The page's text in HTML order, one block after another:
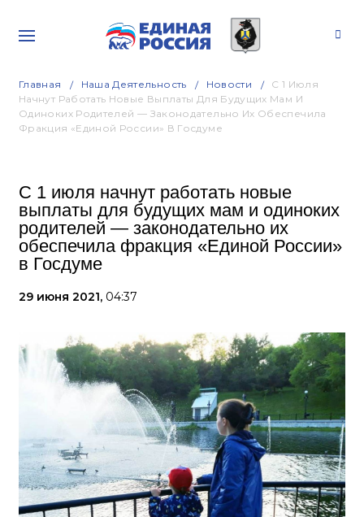
Главная Наша Деятельность Новости
С 1 Июля
Начнут Работать Новые Выплаты Для Будущих Мам И
Одиноких Родителей — Законодательно Их Обеспечила
Фракция «Единой России» В Госдуме
С 1 июля начнут работать новые
выплаты для будущих мам и одиноких
родителей — законодательно их
обеспечила фракция «Единой России»
в Госдуме
29 июня 2021, 04:37